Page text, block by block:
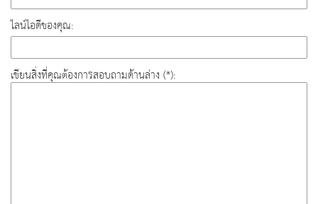
ไลน์ไอดีของคุณ:
เขียนสิ่งที่คุณต้องการสอบถามด้านล่าง (*):